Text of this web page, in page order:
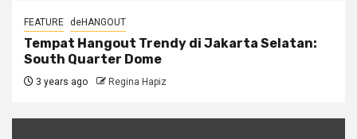
FEATURE deHANGOUT
Tempat Hangout Trendy di Jakarta Selatan:
South Quarter Dome
3 years ago Regina Hapiz